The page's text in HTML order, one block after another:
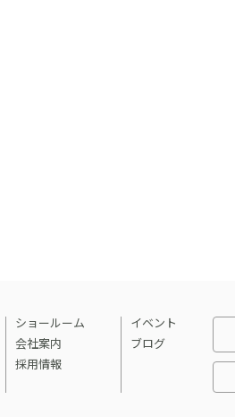
ショールーム
会社案内
採用情報
イベント
ブログ